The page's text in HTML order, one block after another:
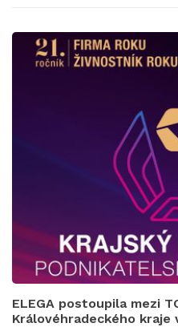
ELEGA postoupila mezi
Královéhradeckého kraje